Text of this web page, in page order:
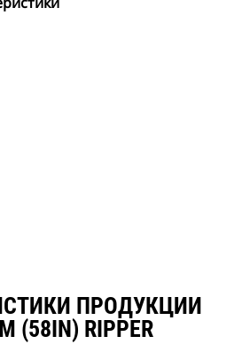
ПРОДУКЦИИ
(58IN) RIPPER